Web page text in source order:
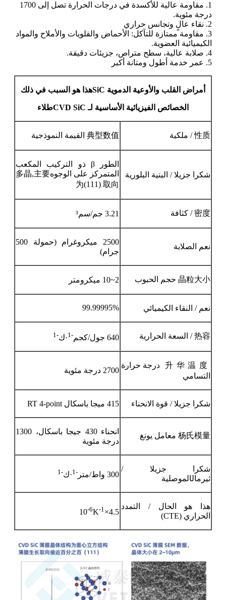
1. مقاومة عالية للأكسدة في درجات الحرارة تصل إلى 1700
درجة مئوية.
2. نقاء عالٍ وتجانس حراري
3. مقاومة ممتازة للتآكل: الأحماض والقلويات والأملاح والمواد
الكيميائية العضوية.
4. صلابة عالية، سطح متراص، جزيئات دقيقة.
5. عمر خدمة أطول ومتانة أكبر
أمراض القلب والأوعية الدموية SiC هذا هو السبب في ذلك
الخصائص الفيزيائية الأساسية لـ CVD SiC طلاء
性质 / ملكية 典型数值 القيمة النموذجية
شكرا جزيلا / البنية البلورية
الطور β ذو التركيب المكعب
المتمركز على الوجوه多晶,主要
为(111) 取向
密度 / كثافة 3.21 جم/سم³
نعم الصلابة
2500 ميكروغرام (حمولة 500
جرام)
晶粒大小 حجم الحبوب 2~10 ميكرومتر
نعم / النقاء الكيميائي 99.99995%
热容 / السعة الحرارية 640 جول/كجم -1 ·ك-1
升华温度
درجة حرارة
التسامي
2700 درجة مئوية
شكرا جزيلا / قوة الانحناء 415 ميجا باسكال RT 4-point
杨氏模量 معامل يونغ
انحناء 430 جيجا باسكال، 1300
درجة مئوية
شكرا جزيلا
/
ثيرمالالموصلية 300 واط/متر -1 ·ك-1
هذا هو الحال
/ التمدد
الحراري (CTE)
4.5×10
-6K-1